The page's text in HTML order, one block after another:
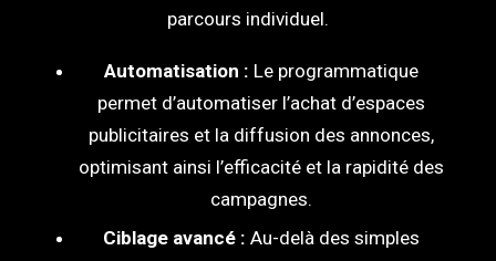
parcours individuel.
Automatisation : Le programmatique
permet d’automatiser l’achat d’espaces
publicitaires et la diffusion des annonces,
optimisant ainsi l’efficacité et la rapidité des
campagnes.
Ciblage avancé : Au-delà des simples